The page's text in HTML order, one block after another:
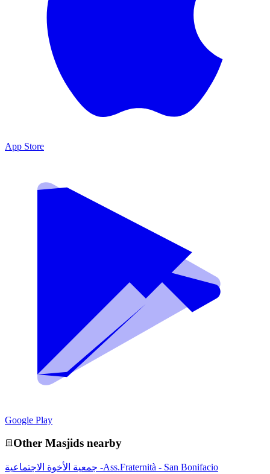
App Store
Google Play
Other Masjids nearby
جمعية الأخوة الاجتماعية -Ass.Fraternità - San Bonifacio